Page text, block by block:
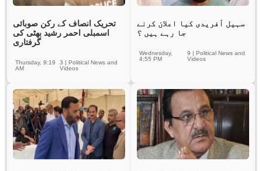
تحریک انصاف کے رکن صوبائی
اسمبلی احمر رشید بھٹی کی
گرفتاری
3 | Political News and
Videos
Thursday, 9:19
AM
سہیل آفریدی کیا اعلان کرنے
جا رہے ہیں ؟
9 |Political News and
Videos
Wednesday,
4:55 PM